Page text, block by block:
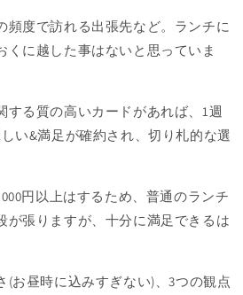
頻度で訪れる出張先など。ランチに
くに越した事はないと思っていま
する質の高いカードがあれば、1週
い&満足が確約され、切り札的な選
円以上はするため、普通のランチ
が張りますが、十分に満足できるは
(お昼時に込みすぎない)、3つの観点